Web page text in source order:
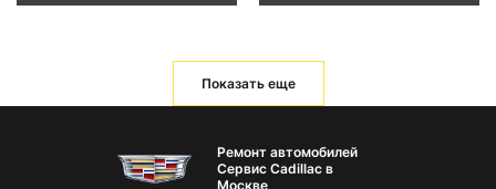
Показать еще
Ремонт автомобилей
Сервис Cadillac в
Москве